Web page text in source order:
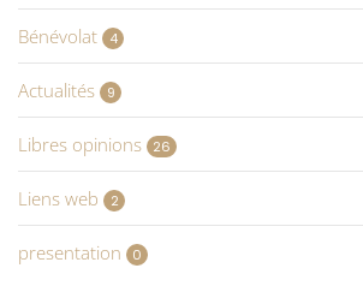
Bénévolat 4
Actualités 9
Libres opinions 26
Liens web 2
presentation 0